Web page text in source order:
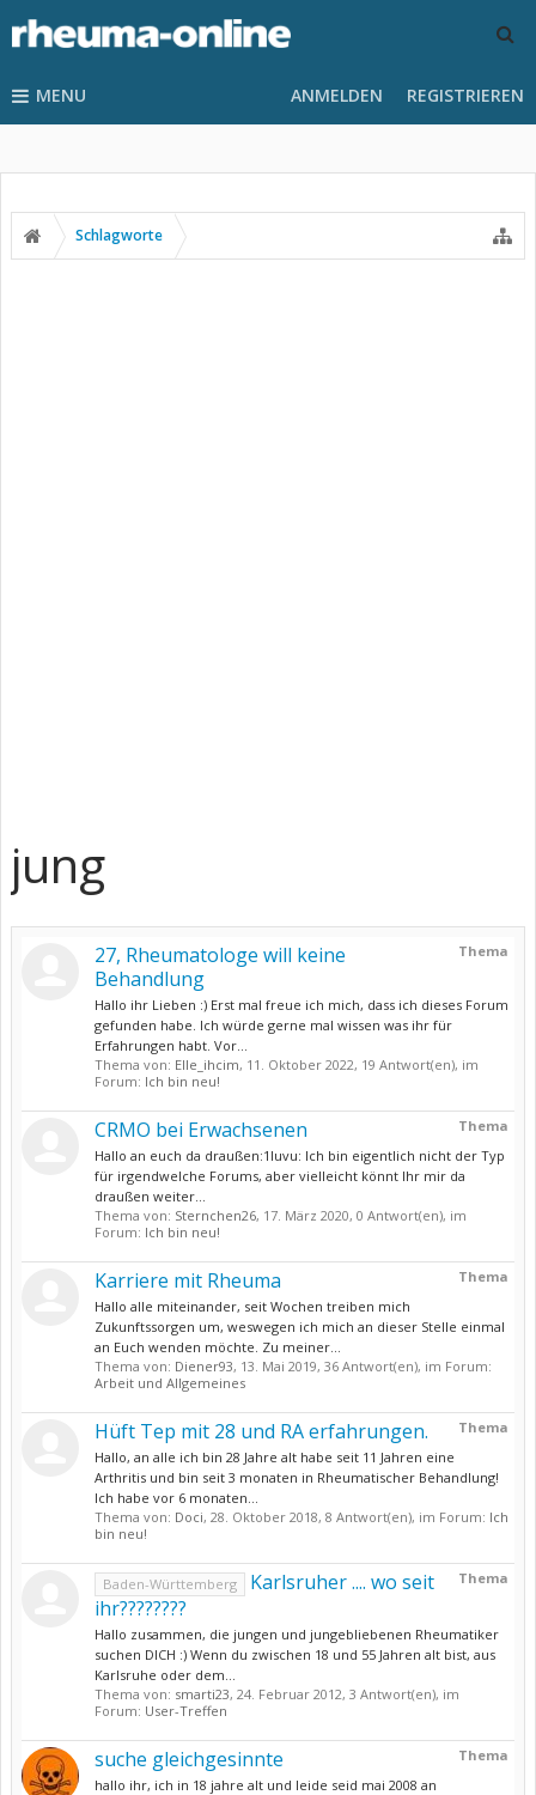
MENU ANMELDEN REGISTRIEREN
Schlagworte
jung
Thema
27, Rheumatologe will keine
Behandlung
Hallo ihr Lieben :) Erst mal freue ich mich, dass ich dieses Forum
gefunden habe. Ich würde gerne mal wissen was ihr für
Erfahrungen habt. Vor...
Thema von: Elle_ihcim, 11. Oktober 2022, 19 Antwort(en), im
Forum: Ich bin neu!
Thema
CRMO bei Erwachsenen
Hallo an euch da draußen:1luvu: Ich bin eigentlich nicht der Typ
für irgendwelche Forums, aber vielleicht könnt Ihr mir da
draußen weiter...
Thema von: Sternchen26, 17. März 2020, 0 Antwort(en), im
Forum: Ich bin neu!
Thema
Karriere mit Rheuma
Hallo alle miteinander, seit Wochen treiben mich
Zukunftssorgen um, weswegen ich mich an dieser Stelle einmal
an Euch wenden möchte. Zu meiner...
Thema von: Diener93, 13. Mai 2019, 36 Antwort(en), im Forum:
Arbeit und Allgemeines
Thema
Hüft Tep mit 28 und RA erfahrungen.
Hallo, an alle ich bin 28 Jahre alt habe seit 11 Jahren eine
Arthritis und bin seit 3 monaten in Rheumatischer Behandlung!
Ich habe vor 6 monaten...
Thema von: Doci, 28. Oktober 2018, 8 Antwort(en), im Forum: Ich
bin neu!
Thema
Baden-Württemberg
Karlsruher .... wo seit
ihr????????
Hallo zusammen, die jungen und jungebliebenen Rheumatiker
suchen DICH :) Wenn du zwischen 18 und 55 Jahren alt bist, aus
Karlsruhe oder dem...
Thema von: smarti23, 24. Februar 2012, 3 Antwort(en), im
Forum: User-Treffen
Thema
suche gleichgesinnte
hallo ihr, ich in 18 jahre alt und leide seid mai 2008 an